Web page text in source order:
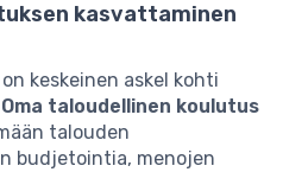
kasvattaminen
keskeinen askel kohti
Oma taloudellinen koulutus
talouden
budjetointia, menojen